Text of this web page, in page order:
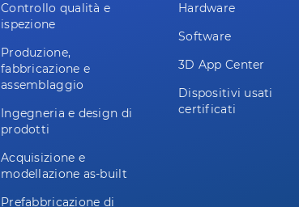
Controllo qualità e
ispezione
Produzione,
fabbricazione e
assemblaggio
Ingegneria e design di
prodotti
Acquisizione e
modellazione as-built
Prefabbricazione di
Hardware
Software
3D App Center
Dispositivi usati
certificati